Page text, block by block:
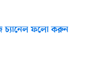
চ্যানেল ফলো করুন